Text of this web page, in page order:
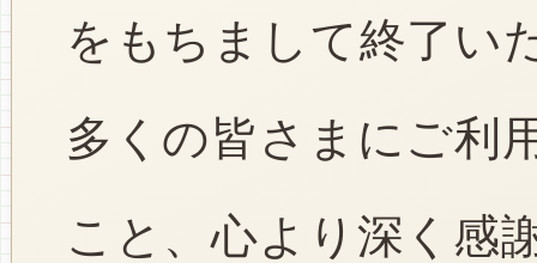
をもちまして終了い
多くの皆さまにご利
こと、心より深く感